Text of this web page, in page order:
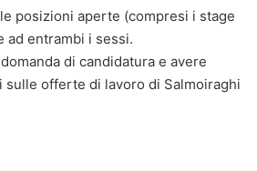
posizioni aperte (compresi i stage
ad entrambi i sessi.
di candidatura e avere
sulle offerte di lavoro di Salmoiraghi